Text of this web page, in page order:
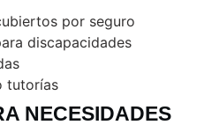
por seguro
discapacidades
tutorías
NECESIDADES